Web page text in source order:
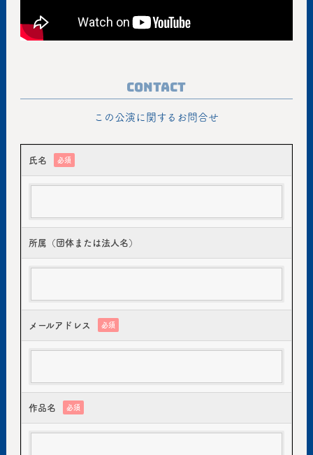
Contact
この公演に関するお問合せ
氏名 必須
所属（団体または法人名）
メールアドレス 必須
作品名 必須